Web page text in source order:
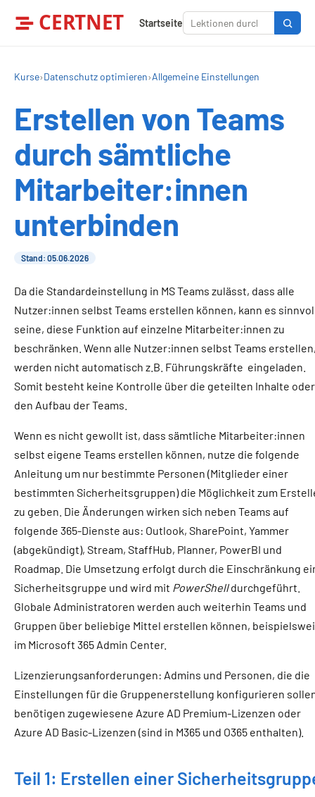
CERTNET Startseite
Kurse›Datenschutz optimieren›Allgemeine Einstellungen
Erstellen von Teams
durch sämtliche
Mitarbeiter:innen
unterbinden
Stand: 05.06.2026
Da die Standardeinstellung in MS Teams zulässt, dass alle
Nutzer:innen selbst Teams erstellen können, kann es
seine, diese Funktion auf einzelne Mitarbeiter:innen zu
beschränken. Wenn alle Nutzer:innen selbst Teams
werden nicht automatisch z.B. Führungskräfte eingeladen.
Somit besteht keine Kontrolle über die geteilten Inhalte oder
den Aufbau der Teams.
Wenn es nicht gewollt ist, dass sämtliche Mitarbeiter:innen
selbst eigene Teams erstellen können, nutze die folgende
Anleitung um nur bestimmte Personen (Mitglieder einer
bestimmten Sicherheitsgruppen) die Möglichkeit zum
zu geben. Die Änderungen wirken sich neben Teams auf
folgende 365-Dienste aus: Outlook, SharePoint, Yammer
(abgekündigt), Stream, StaffHub, Planner, PowerBI und
Roadmap. Die Umsetzung erfolgt durch die Einschränkung
Sicherheitsgruppe und wird mit PowerShelldurchgeführt.
Globale Administratoren werden auch weiterhin Teams und
Gruppen über beliebige Mittel erstellen können,
im Microsoft 365 Admin Center.
Lizenzierungsanforderungen: Admins und Personen, die die
Einstellungen für die Gruppenerstellung konfigurieren
benötigen zugewiesene Azure AD Premium-Lizenzen oder
Azure AD Basic-Lizenzen (sind in M365 und O365 enthalten).
Teil 1: Erstellen einer